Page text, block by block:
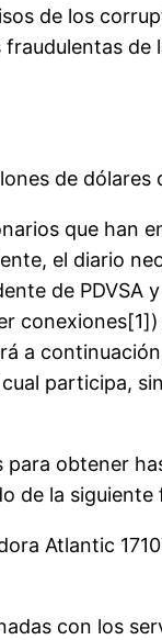
de los
de
de dólares
que han
el diario
de PDVSA
a
participa,
obtener
de la siguiente
Atlantic
con los